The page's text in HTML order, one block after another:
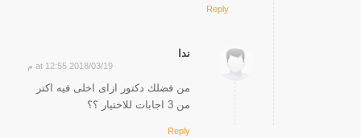
Reply
ندا
2018/03/19 at 12:55 م
من فضلك دكتور ازاى اخلى فيه اكتر
من 3 اجابات للاختيار ؟؟
Reply